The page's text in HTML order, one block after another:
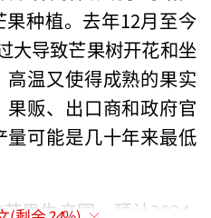
种植。去年12月至今
大导致芒果树开花和坐
温又使得成熟的果实
贩、出口商和政府官
量可能是几十年来最低
果生产国，预计2024-